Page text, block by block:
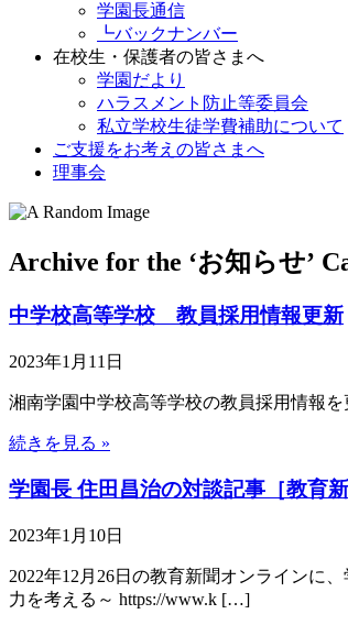
学園長通信
┗バックナンバー
在校生・保護者の皆さまへ
学園だより
ハラスメント防止等委員会
私立学校生徒学費補助について
ご支援をお考えの皆さまへ
理事会
Archive for the ‘お知らせ’
中学校高等学校 教員採用情報更新
2023年1月11日
湘南学園中学校高等学校の教員採用情報
続きを見る »
学園長 住田昌治の対談記事［教育
2023年1月10日
2022年12月26日の教育新聞オンラインに
力を考える～ https://www.k […]